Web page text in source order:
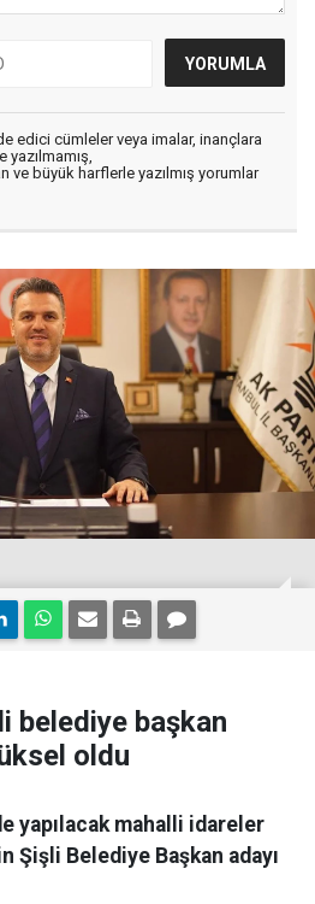
edici cümleler veya imalar, inançlara
yazılmamış,
ve büyük harflerle yazılmış yorumlar
belediye başkan
oldu
yapılacak mahalli idareler
Şişli Belediye Başkan adayı